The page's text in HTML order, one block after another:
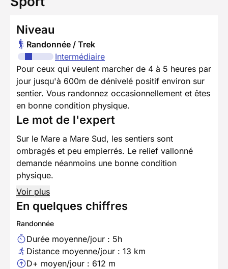
Niveau
Randonnée / Trek
Intermédiaire
Pour ceux qui veulent marcher de 4 à 5 heures par
jour jusqu'à 600m de dénivelé positif environ sur
sentier. Vous randonnez occasionnellement et êtes
en bonne condition physique.
Le mot de l'expert
Sur le Mare a Mare Sud, les sentiers sont
ombragés et peu empierrés. Le relief vallonné
demande néanmoins une bonne condition
physique.
Voir plus
En quelques chiffres
Randonnée
Durée moyenne/jour : 5h
Distance moyenne/jour : 13 km
D+ moyen/jour : 612 m